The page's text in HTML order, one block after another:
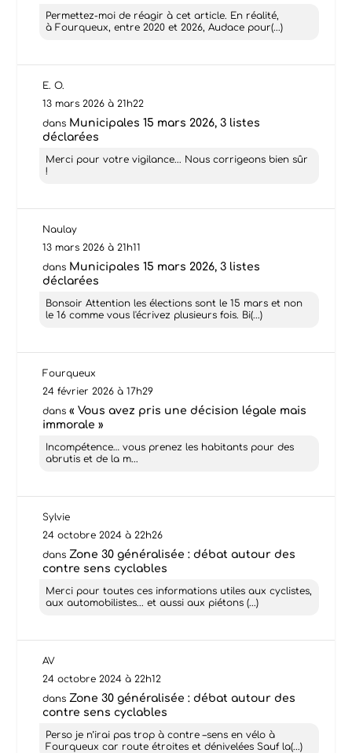
Permettez-moi de réagir à cet article. En réalité,
à Fourqueux, entre 2020 et 2026, Audace pour(...)
E. O.
13 mars 2026 à 21h22
dans Municipales 15 mars 2026, 3 listes
déclarées
Merci pour votre vigilance... Nous corrigeons bien sûr
!
Naulay
13 mars 2026 à 21h11
dans Municipales 15 mars 2026, 3 listes
déclarées
Bonsoir Attention les élections sont le 15 mars et non
le 16 comme vous l'écrivez plusieurs fois. Bi(...)
Fourqueux
24 février 2026 à 17h29
dans« Vous avez pris une décision légale mais
immorale »
Incompétence… vous prenez les habitants pour des
abrutis et de la m...
Sylvie
24 octobre 2024 à 22h26
dans Zone 30 généralisée : débat autour des
contre sens cyclables
Merci pour toutes ces informations utiles aux cyclistes,
aux automobilistes... et aussi aux piétons (...)
AV
24 octobre 2024 à 22h12
dans Zone 30 généralisée : débat autour des
contre sens cyclables
Perso je n’irai pas trop à contre –sens en vélo à
Fourqueux car route étroites et dénivelées Sauf la(...)